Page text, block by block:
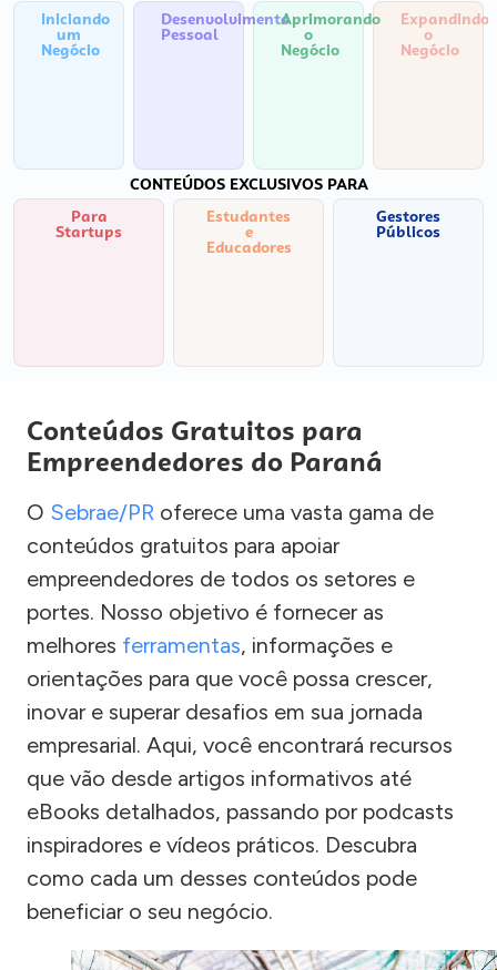
Iniciando
um
Negócio
Desenvolvimento
Pessoal
Aprimorando
o
Negócio
Expandindo
o
Negócio
CONTEÚDOS EXCLUSIVOS PARA
Para
Startups
Estudantes
e
Educadores
Gestores
Públicos
Conteúdos Gratuitos para
Empreendedores do Paraná
O Sebrae/PR oferece uma vasta gama de
conteúdos gratuitos para apoiar
empreendedores de todos os setores e
portes. Nosso objetivo é fornecer as
melhores ferramentas, informações e
orientações para que você possa crescer,
inovar e superar desafios em sua jornada
empresarial. Aqui, você encontrará recursos
que vão desde artigos informativos até
eBooks detalhados, passando por podcasts
inspiradores e vídeos práticos. Descubra
como cada um desses conteúdos pode
beneficiar o seu negócio.